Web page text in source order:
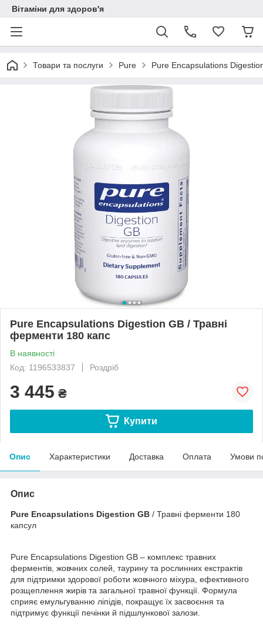
Вітаміни для здоров'я
Товари та послуги Pure Pure Encapsulations
Pure Encapsulations Digestion GB / Травні
ферменти 180 капс
В наявності
Код: 1196533837
Роздріб
3 445 ₴
Купити
Опис Характеристики Доставка Оплата Умови
Опис
Pure Encapsulations Digestion GB / Травні ферменти 180
капсул
Pure Encapsulations Digestion GB – комплекс травних
ферментів, жовчних солей, таурину та рослинних екстрактів
для підтримки здорової роботи жовчного міхура, ефективного
розщеплення жирів та загальної травної функції. Формула
сприяє емульгуванню ліпідів, покращує їх засвоєння та
підтримує функції печінки й підшлункової залози.